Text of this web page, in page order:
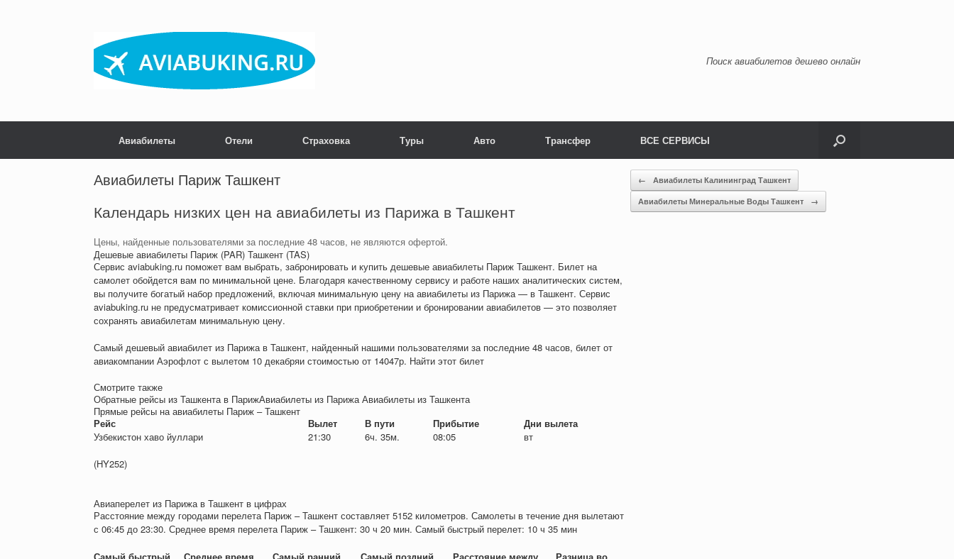
Поиск авиабилетов дешево онлайн
Авиабилеты Отели Страховка Туры Авто Трансфер ВСЕ СЕРВИСЫ
Авиабилеты Париж Ташкент
Календарь низких цен на авиабилеты из Парижа в Ташкент
Цены, найденные пользователями за последние 48 часов, не являются офертой.
Дешевые авиабилеты Париж (PAR) Ташкент (TAS)
Сервис aviabuking.ru поможет вам выбрать, забронировать и купить дешевые авиабилеты Париж Ташкент. Билет на
самолет обойдется вам по минимальной цене. Благодаря качественному сервису и работе наших аналитических систем,
вы получите богатый набор предложений, включая минимальную цену на авиабилеты из Парижа — в Ташкент. Сервис
aviabuking.ru не предусматривает комиссионной ставки при приобретении и бронировании авиабилетов — это позволяет
сохранять авиабилетам минимальную цену.
Самый дешевый авиабилет из Парижа в Ташкент, найденный нашими пользователями за последние 48 часов, билет от
авиакомпании Аэрофлот с вылетом 10 декабряи стоимостью от 14047р. Найти этот билет
Смотрите также
Обратные рейсы из Ташкента в ПарижАвиабилеты из Парижа Авиабилеты из Ташкента
Прямые рейсы на авиабилеты Париж – Ташкент
Рейс
Вылет В пути Прибытие
Дни вылета
Узбекистон хаво йуллари
(HY252)
21:30 6ч. 35м. 08:05 вт
Авиаперелет из Парижа в Ташкент в цифрах
Расстояние между городами перелета Париж – Ташкент составляет 5152 километров. Самолеты в течение дня вылетают
с 06:45 до 23:30. Среднее время перелета Париж – Ташкент: 30 ч 20 мин. Самый быстрый перелет: 10 ч 35 мин
Post navigation ←
Авиабилеты Калининград Ташкент
Авиабилеты Минеральные Воды Ташкент
→